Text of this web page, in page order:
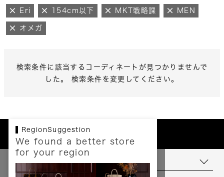
Eri 154cm以下 MKT戦略課 MEN
オメガ
検索条件に該当するコーディネートが見つかりませんで
した。 検索条件を変更してください。
RegionSuggestion
We found a better store
for your region
お支払いについて